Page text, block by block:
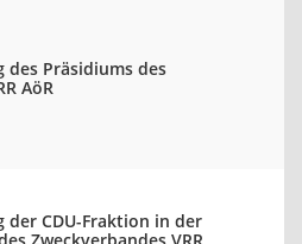
Präsidiums des
AöR
CDU-Fraktion in der